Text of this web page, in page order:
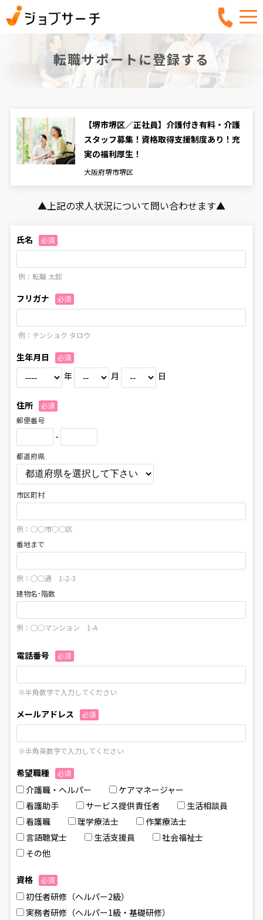
転職サポートに登録する
【堺市堺区／正社員】介護付き有料・介護
スタッフ募集！資格取得支援制度あり！充
実の福利厚生！
大阪府堺市堺区
▲上記の求人状況について問い合わせます▲
⽒名 必須
例：転職 太郎
フリガナ 必須
例：テンショク タロウ
生年月日 必須
年 月 日
住所
必須
郵便番号
-
都道府県
市区町村
例：○○市○○区
番地まで
例：○○通 1-2-3
建物名･階数
例：○○マンション 1-A
電話番号 必須
※半角数字で入力してください
メールアドレス 必須
※半角英数字で入力してください
希望職種 必須
介護職・ヘルパー
ケアマネージャー
看護助⼿
サービス提供責任者
⽣活相談員
看護職
理学療法⼠
作業療法⼠
⾔語聴覚⼠
⽣活⽀援員
社会福祉⼠
その他
資格 必須
初任者研修（ヘルパー2級）
実務者研修（ヘルパー1級・基礎研修）